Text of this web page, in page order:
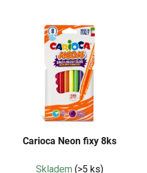
Carioca Neon fixy 8ks
Skladem (>5 ks)